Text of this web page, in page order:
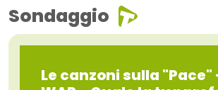
Sondaggio
Le canzoni sulla "Pace"